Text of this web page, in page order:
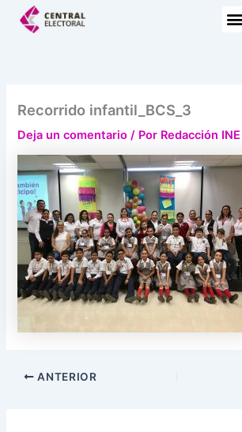
Recorrido infantil_BCS_3
Deja un comentario / Por Redacción
ANTERIOR